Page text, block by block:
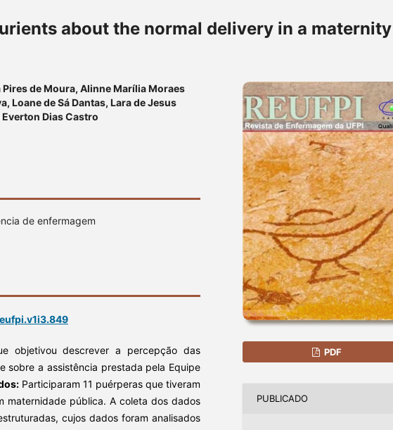
about the normal delivery in a maternity
de Moura, Alinne Marília Moraes
Loane de Sá Dantas, Lara de Jesus
Dias Castro
de enfermagem
objetivou descrever a percepção das
sobre a assistência prestada pela Equipe
Participaram 11 puérperas que tiveram
maternidade pública. A coleta dos dados
cujos dados foram analisados
PDF
PUBLICADO